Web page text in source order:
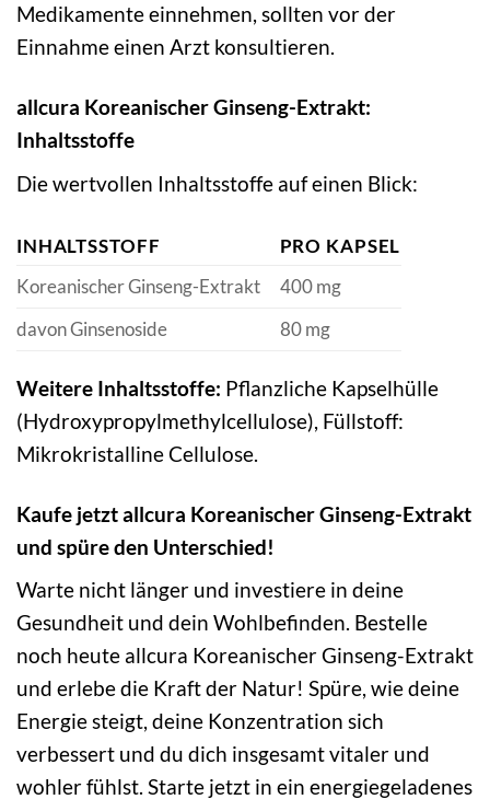
Medikamente einnehmen, sollten vor der
Einnahme einen Arzt konsultieren.
allcura Koreanischer Ginseng-Extrakt:
Inhaltsstoffe
Die wertvollen Inhaltsstoffe auf einen Blick:
INHALTSSTOFF
PRO KAPSEL
Koreanischer Ginseng-Extrakt
400 mg
davon Ginsenoside
80 mg
Weitere Inhaltsstoffe: Pflanzliche Kapselhülle
(Hydroxypropylmethylcellulose), Füllstoff:
Mikrokristalline Cellulose.
Kaufe jetzt allcura Koreanischer Ginseng-Extrakt
und spüre den Unterschied!
Warte nicht länger und investiere in deine
Gesundheit und dein Wohlbefinden. Bestelle
noch heute allcura Koreanischer Ginseng-Extrakt
und erlebe die Kraft der Natur! Spüre, wie deine
Energie steigt, deine Konzentration sich
verbessert und du dich insgesamt vitaler und
wohler fühlst. Starte jetzt in ein energiegeladenes